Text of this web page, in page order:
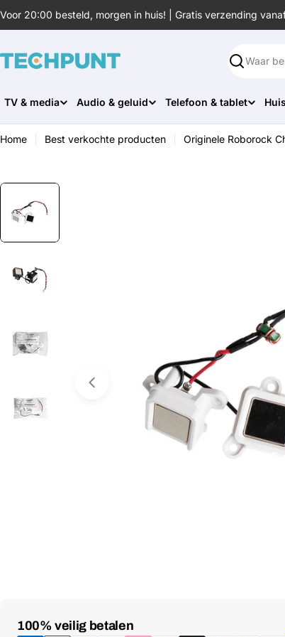
naar
inhoud
Voor 20:00 besteld, morgen in huis! | Gratis verzending
Zoeken
TV & media Audio & geluid Telefoon & tablet
Home Best verkochte producten Originele Roborock
100% veilig betalen
Betaalmethoden